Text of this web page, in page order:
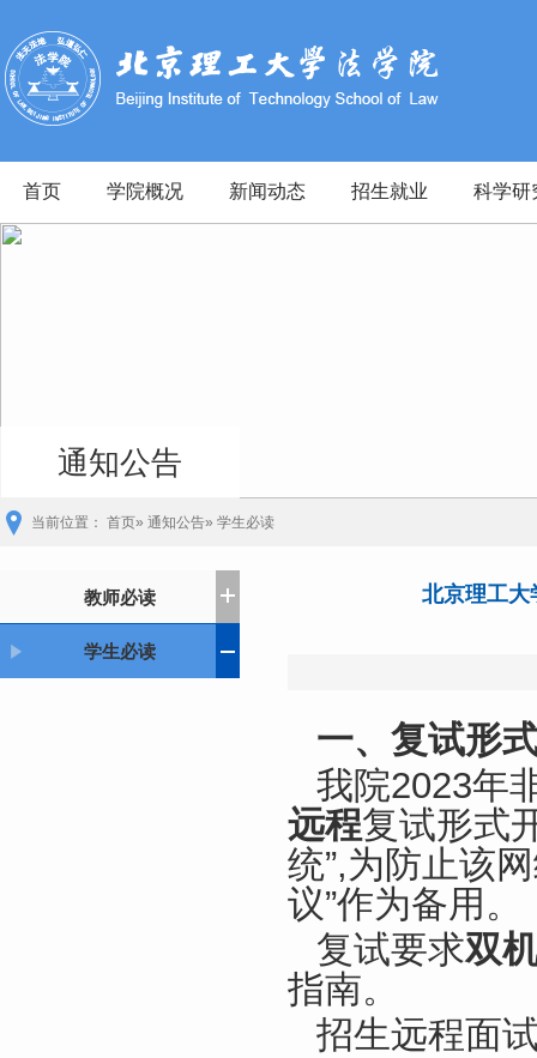
首页 学院概况 新闻动态 招生就业 科学研
通知公告
当前位置： 首页» 通知公告» 学生必读
教师必读
学生必读
北京理工大
一、复试形
我院2023年
远程复试形式
统”,为防止该
议”作为备用。
复试要求双
指南。
招生远程面